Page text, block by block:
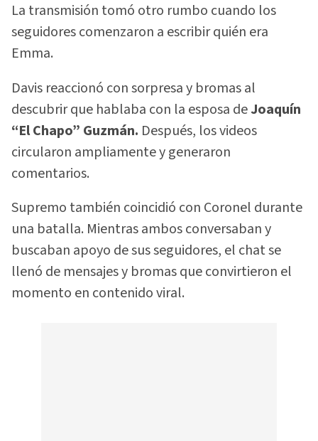
La transmisión tomó otro rumbo cuando los
seguidores comenzaron a escribir quién era
Emma.
Davis reaccionó con sorpresa y bromas al
descubrir que hablaba con la esposa deJoaquín
“El Chapo” Guzmán. Después, los videos
circularon ampliamente y generaron
comentarios.
Supremo también coincidió con Coronel durante
una batalla. Mientras ambos conversaban y
buscaban apoyo de sus seguidores, el chat se
llenó de mensajes y bromas que convirtieron el
momento en contenido viral.